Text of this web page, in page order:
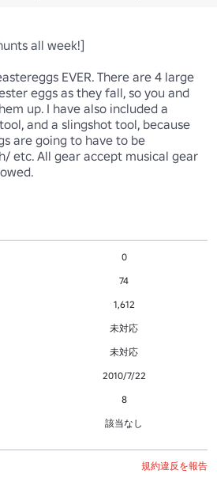
all week!]
EVER. There are 4 large
eggs as they fall, so you and
up. I have also included a
and a slingshot tool, because
are going to have to be
etc. All gear accept musical gear
0
74
1,612
未対応
未対応
2010/7/22
8
該当なし
規約違反を報告